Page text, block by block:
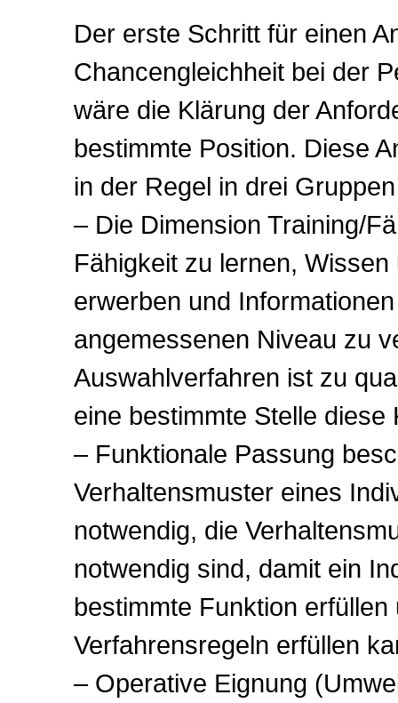
Der erste Schritt für einen
Chancengleichheit bei der
wäre die Klärung der
bestimmte Position. Diese
in der Regel in drei
– Die Dimension Training/
Fähigkeit zu lernen,
erwerben und
angemessenen Niveau zu
Auswahlverfahren ist zu
eine bestimmte Stelle diese
– Funktionale Passung
Verhaltensmuster eines
notwendig, die
notwendig sind, damit ein
bestimmte Funktion
Verfahrensregeln erfüllen
– Operative Eignung